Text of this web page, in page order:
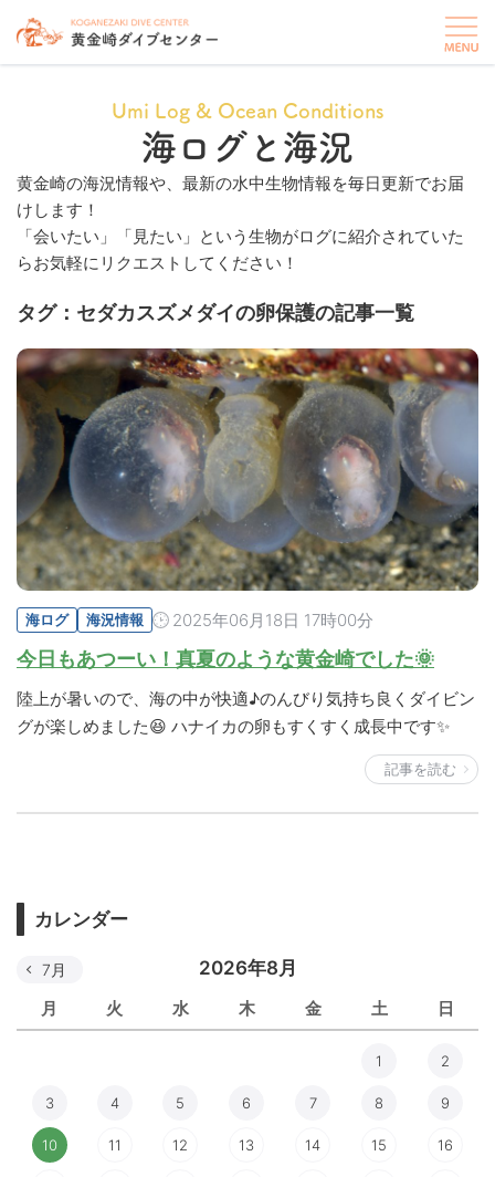
Umi Log & Ocean Conditions
海ログと海況
黄金崎の海況情報や、最新の水中生物情報を毎日更新でお届
けします！
「会いたい」「見たい」という生物がログに紹介されていた
らお気軽にリクエストしてください！
タグ：セダカスズメダイの卵保護の記事一覧
海ログ 海況情報 2025年06月18日 17時00分
今日もあつーい！真夏のような黄金崎でした🌞
陸上が暑いので、海の中が快適♪のんびり気持ち良くダイビン
グが楽しめました😆 ハナイカの卵もすくすく成長中です✨
記事を読む
カレンダー
2026年8月
月 火 水 木 金 土 日
7月
1 2
3 4 5 6 7 8 9
10 11 12 13 14 15 16